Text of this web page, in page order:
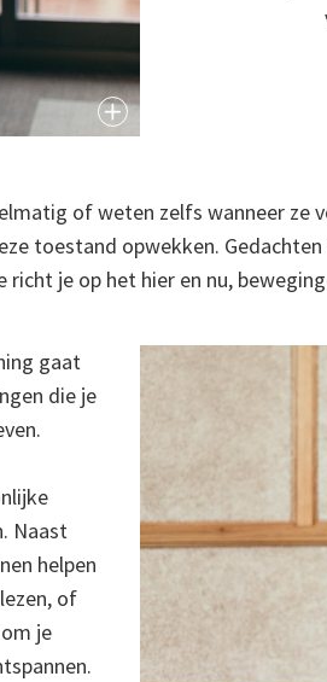
of weten zelfs wanneer ze
toestand opwekken.
richt je op het hier en nu,
gaat
die je
Naast
helpen
of
je